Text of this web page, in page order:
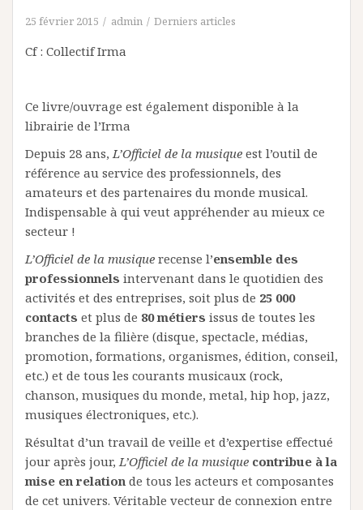
25 février 2015 admin Derniers articles
Cf : Collectif Irma
Ce livre/ouvrage est également disponible à la
librairie de l’Irma
Depuis 28 ans, L’Officiel de la musique est l’outil de
référence au service des professionnels, des
amateurs et des partenaires du monde musical.
Indispensable à qui veut appréhender au mieux ce
secteur !
L’Officiel de la musique recense l’ensemble des
professionnels intervenant dans le quotidien des
activités et des entreprises, soit plus de 25 000
contacts et plus de 80 métiers issus de toutes les
branches de la filière (disque, spectacle, médias,
promotion, formations, organismes, édition, conseil,
etc.) et de tous les courants musicaux (rock,
chanson, musiques du monde, metal, hip hop, jazz,
musiques électroniques, etc.).
Résultat d’un travail de veille et d’expertise effectué
jour après jour, L’Officiel de la musique contribue à la
mise en relation de tous les acteurs et composantes
de cet univers. Véritable vecteur de connexion entre